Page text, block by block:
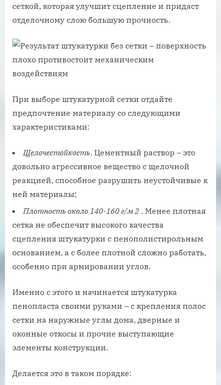
сеткой, которая улучшит сцепление и придаст
отделочному слою большую прочность.
При выборе штукатурной сетки отдайте
предпочтение материалу со следующими
характеристиками:
Щелочестойкость. Цементный раствор – это
довольно агрессивное вещество с щелочной
реакцией, способное разрушить неустойчивые к
ней материалы;
Плотность около 140-160 г/м 2 . Менее плотная
сетка не обеспечит высокого качества
сцепления штукатурки с пенополистирольным
основанием, а с более плотной сложно работать,
особенно при армировании углов.
Именно с этого и начинается штукатурка
пенопласта своими руками – с крепления полос
сетки на наружные углы дома, дверные и
оконные откосы и прочие выступающие
элементы конструкции.
Делается это в таком порядке: